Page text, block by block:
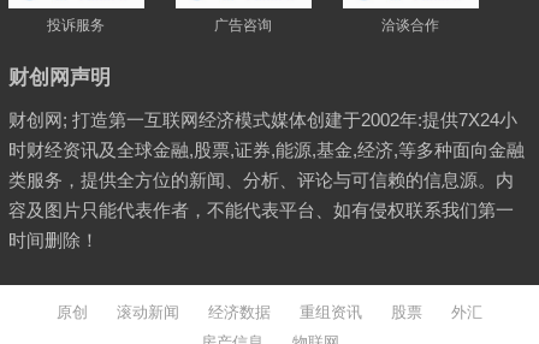
投诉服务 广告咨询 洽谈合作
财创网声明
财创网; 打造第一互联网经济模式媒体创建于2002年:提供7X24小
时财经资讯及全球金融,股票,证券,能源,基金,经济,等多种面向金融
类服务，提供全方位的新闻、分析、评论与可信赖的信息源。内
容及图片只能代表作者，不能代表平台、如有侵权联系我们第一
时间删除！
原创 滚动新闻 经济数据 重组资讯 股票
外汇